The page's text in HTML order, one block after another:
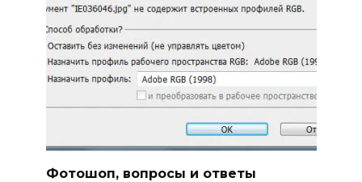
Фотошоп, вопросы и ответы